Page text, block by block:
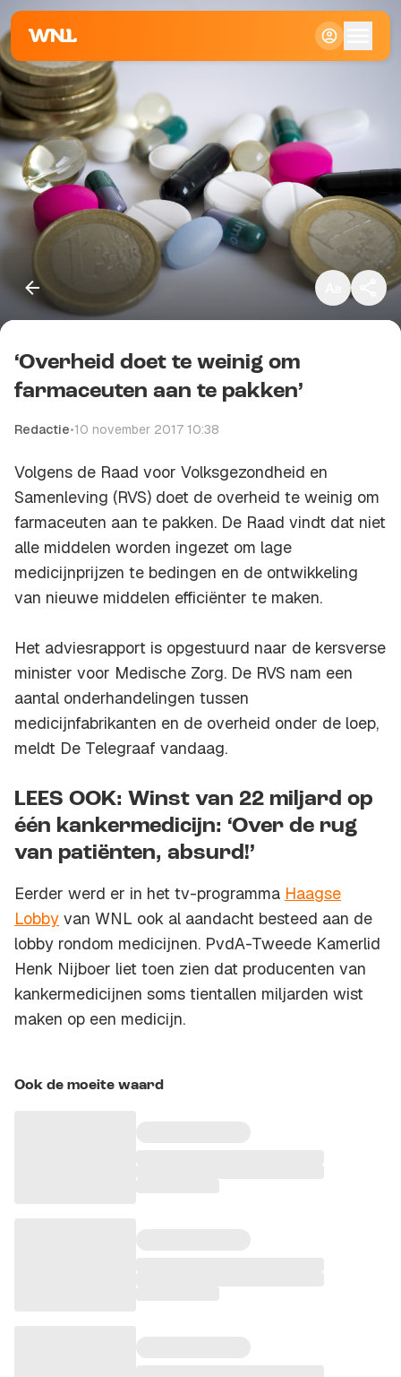
Klein
Standaard
Groot
Kopieer link
‘Overheid doet te weinig om
farmaceuten aan te pakken’
Redactie•10 november 2017 10:38
Volgens de Raad voor Volksgezondheid en
Samenleving (RVS) doet de overheid te weinig om
farmaceuten aan te pakken. De Raad vindt dat niet
alle middelen worden ingezet om lage
medicijnprijzen te bedingen en de ontwikkeling
van nieuwe middelen efficiënter te maken.
Het adviesrapport is opgestuurd naar de kersverse
minister voor Medische Zorg. De RVS nam een
aantal onderhandelingen tussen
medicijnfabrikanten en de overheid onder de loep,
meldt De Telegraaf vandaag.
LEES OOK: Winst van 22 miljard op
één kankermedicijn: ‘Over de rug
van patiënten, absurd!’
Eerder werd er in het tv-programma Haagse
Lobby van WNL ook al aandacht besteed aan de
lobby rondom medicijnen. PvdA-Tweede Kamerlid
Henk Nijboer liet toen zien dat producenten van
kankermedicijnen soms tientallen miljarden wist
maken op een medicijn.
Ook de moeite waard